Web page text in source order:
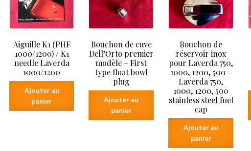
Aiguille K1 (PHF
1000/1200) / K1
needle Laverda
1000/1200
Ajouter au
panier
Bouchon de cuve
Dell’Orto premier
modèle – First
type float bowl
plug
Ajouter au
panier
Bouchon de
réservoir inox
pour Laverda 750,
1000, 1200, 500 –
Laverda 750,
1000, 1200, 500
stainless steel fuel
cap
Ajouter au
panier